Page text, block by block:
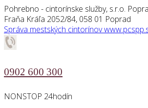
Pohrebno - cintorínske služby, s.r.o.
Fraňa Kráľa 2052/84, 058 01 Poprad
Správa mestských cintorínov
0902 600 300
NONSTOP 24hodín